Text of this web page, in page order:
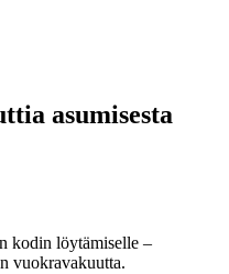
asumisesta
kodin löytämiselle –
vuokravakuutta.